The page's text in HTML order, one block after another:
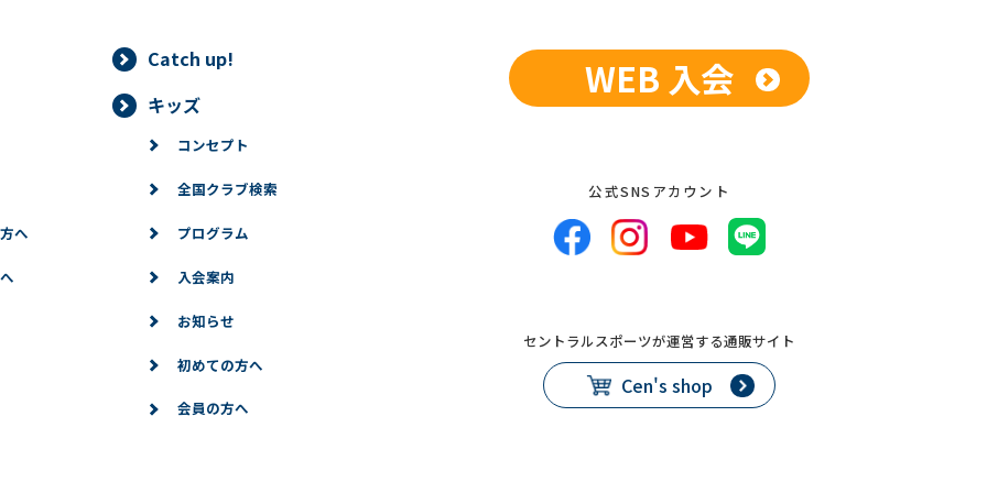
Catch up!
へ
キッズ
コンセプト
全国クラブ検索
プログラム
入会案内
お知らせ
初めての方へ
会員の方へ
WEB 入会
公式SNSアカウント
セントラルスポーツが運営する通販サイト
Cen's shop